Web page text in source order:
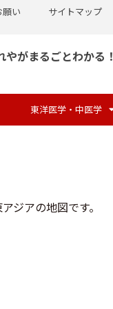
願い サイトマップ
がまるごとわかる！
東洋医学・中医学
ジアの地図です。